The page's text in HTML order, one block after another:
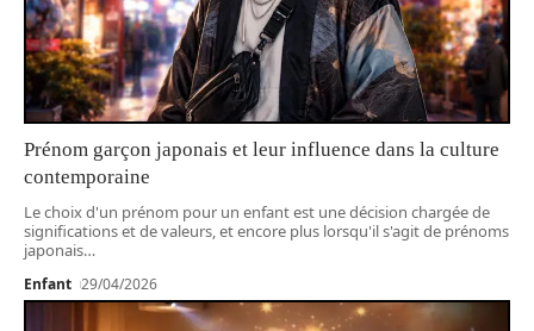
Prénom garçon japonais et leur influence dans la culture
contemporaine
Le choix d'un prénom pour un enfant est une décision chargée de
significations et de valeurs, et encore plus lorsqu'il s'agit de prénoms
japonais…
Enfant 29/04/2026